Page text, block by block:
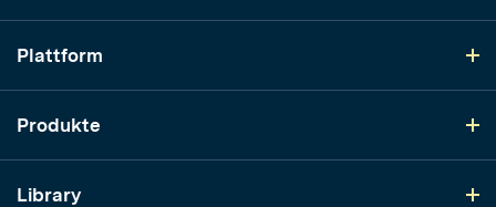
Plattform
Produkte
Library